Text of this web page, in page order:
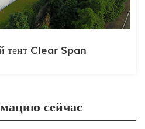
тент Clear Span
сейчас